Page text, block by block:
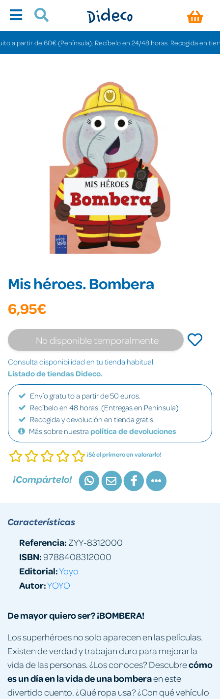
partir de 60€ (Península). Recíbelo en 24/48 horas. Recogida en tiendas
Mis héroes. Bombera
6,95€
No disponible temporalmente
Consulta disponibilidad en tu tienda habitual.
Listado de tiendas Dideco.
Envío gratuito a partir de 50 euros.
Recíbelo en 48 horas. (Entregas en Península)
Recogida y devolución en tienda gratis.
Más sobre nuestra política de devoluciones
¡Sé el primero en valorarlo!
¡Compártelo!
De mayor quiero ser? ¡BOMBERA!
Los superhéroes no solo aparecen en las películas.
Existen de verdad y trabajan duro para mejorar la
vida de las personas. ¿Los conoces? Descubrecómo
es un día en la vida de una bomberaen este
divertido cuento. ¿Qué ropa usa? ¿Con qué vehículo
Características
Referencia: ZYY-8312000
ISBN:9788408312000
Editorial:Yoyo
Autor:YOYO